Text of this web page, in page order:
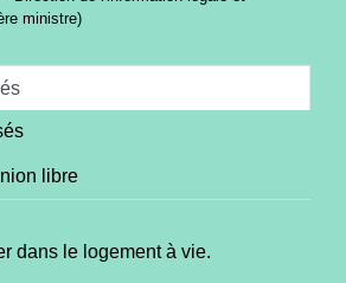
ministre)
libre
dans le logement à vie.